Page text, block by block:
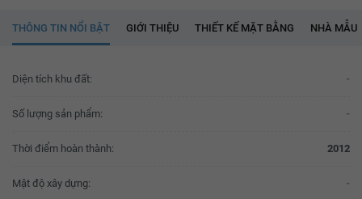
THÔNG TIN NỔI BẬT GIỚI THIỆU THIẾT KẾ MẶT BẰNG NHÀ MẪU
Diện tích khu đất: -
Số lượng sản phẩm: -
Thời điểm hoàn thành: 2012
Mật độ xây dựng: -